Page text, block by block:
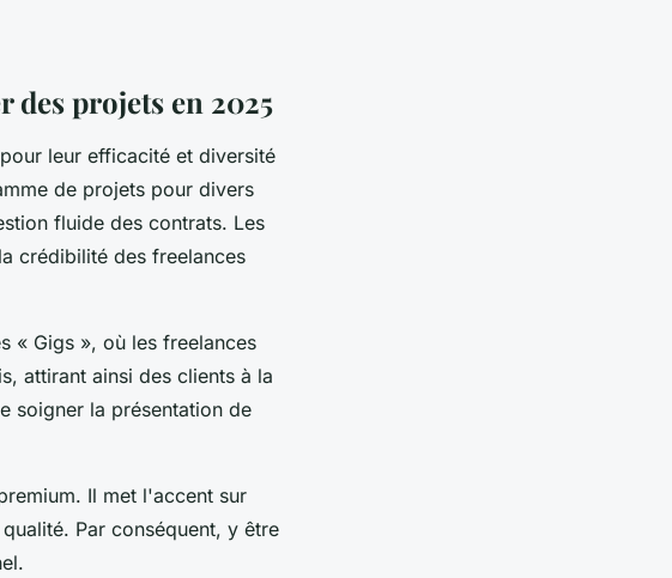
projets en 2025
leur efficacité et diversité
de projets pour divers
fluide des contrats. Les
crédibilité des freelances
« Gigs », où les freelances
attirant ainsi des clients à la
soigner la présentation de
Il met l'accent sur
Par conséquent, y être